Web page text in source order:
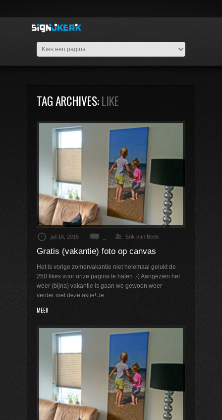
TAG ARCHIVES:LIKE
juli 16, 2015 Erik van Beek
Gratis (vakantie) foto op canvas
Het is vorige zomervakantie niet helemaal gelukt de
250 likes voor onze pagina te halen ;-) Aangezien het
weer (bijna) vakantie is gaan we gewoon weer
verder met deze aktie! Je...
MEER